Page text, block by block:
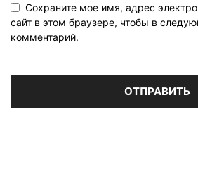
Сохраните мое имя, адрес
сайт в этом браузере, чтобы в
комментарий.